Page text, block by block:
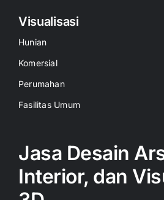
Visualisasi
Hunian
Komersial
Perumahan
Fasilitas Umum
Jasa Desain
Interior, dan